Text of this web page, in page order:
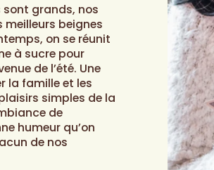
grands, nos
meilleurs beignes
on se réunit
à sucre pour
de l’été. Une
la famille et les
simples de la
de
humeur qu’on
de nos